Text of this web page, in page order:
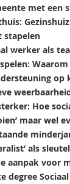
met een
stapelen
werker als
Hoe
maar wel
als
aanpak voor
degree